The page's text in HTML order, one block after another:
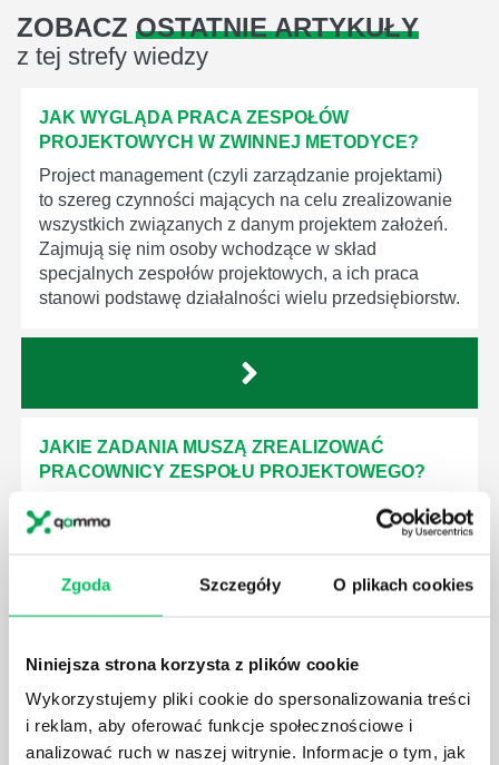
Zgoda Szczegóły O plikach cookies
Niniejsza strona korzysta z plików cookie
Wykorzystujemy pliki cookie do spersonalizowania treści
i reklam, aby oferować funkcje społecznościowe i
analizować ruch w naszej witrynie. Informacje o tym, jak
ZOBACZ OSTATNIE ARTYKUŁY
z tej strefy wiedzy
JAK WYGLĄDA PRACA ZESPOŁÓW
PROJEKTOWYCH W ZWINNEJ METODYCE?
Project management (czyli zarządzanie projektami)
to szereg czynności mających na celu zrealizowanie
wszystkich związanych z danym projektem założeń.
Zajmują się nim osoby wchodzące w skład
specjalnych zespołów projektowych, a ich praca
stanowi podstawę działalności wielu przedsiębiorstw.
JAKIE ZADANIA MUSZĄ ZREALIZOWAĆ
PRACOWNICY ZESPOŁU PROJEKTOWEGO?
AGILE to coraz popularniejsze w każdej większej (i
mniejszej) firmie pojęcie związane z realizacją
zatrudniona w takim miejscu choć raz się z nim
JAKIE UMIEJĘTNOŚCI MENEDŻERSKIE